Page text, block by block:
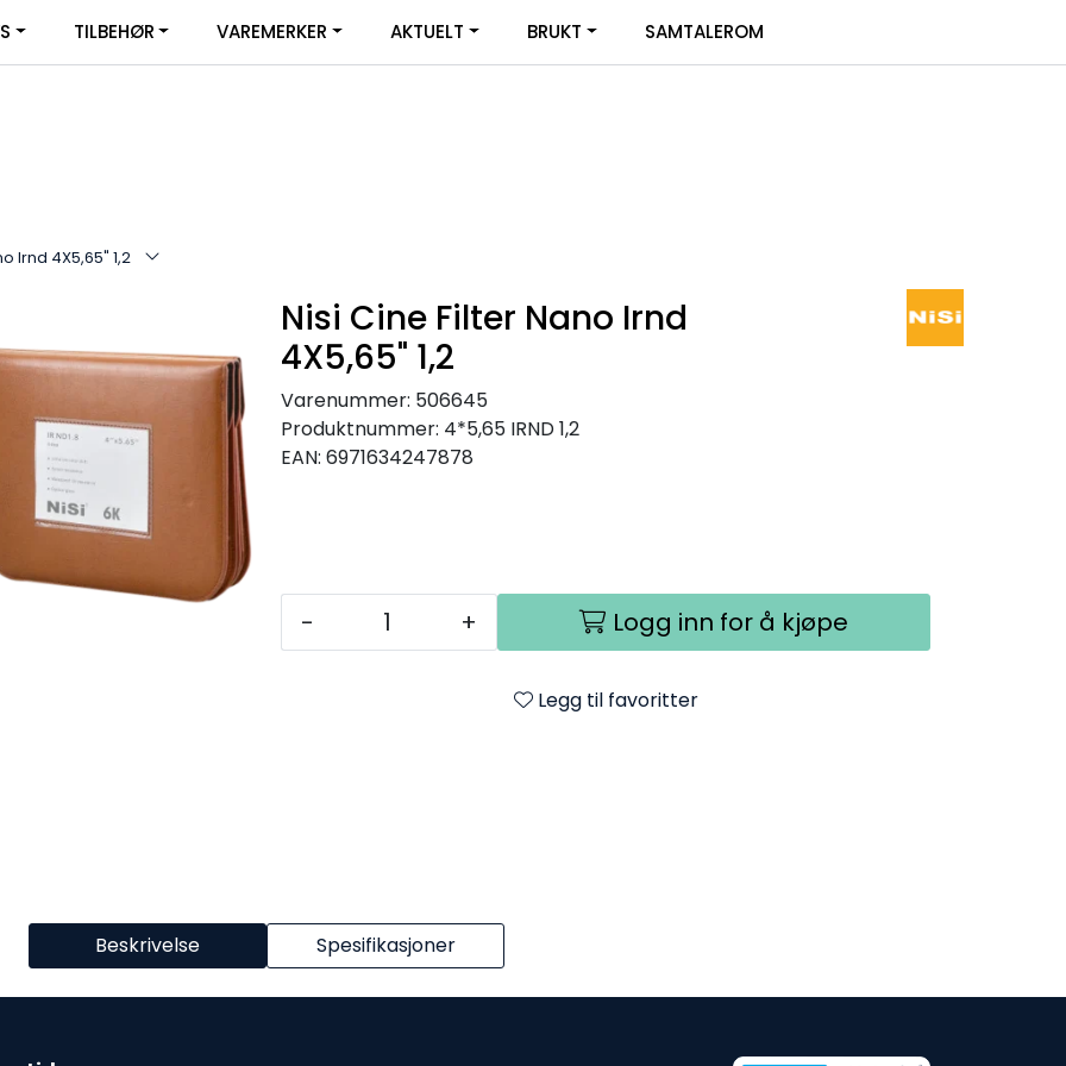
SERVICE | FACEBOOK Infosenter Favoritter
TILBEHØR VAREMERKER AKTUELT BRUKT SAMTALEROM
Irnd 4X5,65" 1,2
Nisi Cine Filter Nano Irnd
4X5,65" 1,2
Varenummer: 506645
Produktnummer: 4*5,65 IRND 1,2
EAN: 6971634247878
- + Logg inn for å kjøpe
Legg til favoritter
Beskrivelse Spesifikasjoner